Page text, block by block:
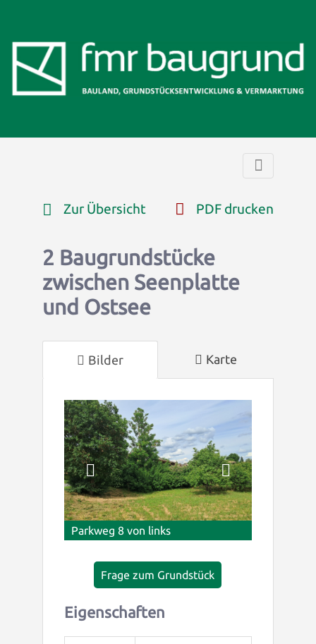
Zur Übersicht PDF drucken
2 Baugrundstücke
zwischen Seenplatte
und Ostsee
Bilder Karte
Parkweg 8 von links
Frage zum Grundstück
Eigenschaften